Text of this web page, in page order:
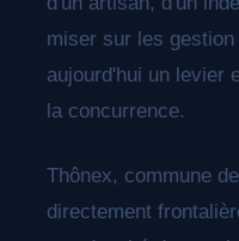
miser sur les
aujourd'hui un levier
la concurrence.
Thônex, commune
directement